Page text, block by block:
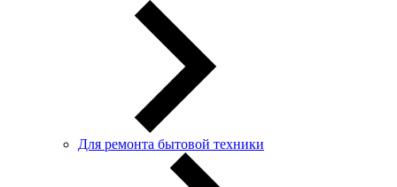
Для ремонта бытовой техники